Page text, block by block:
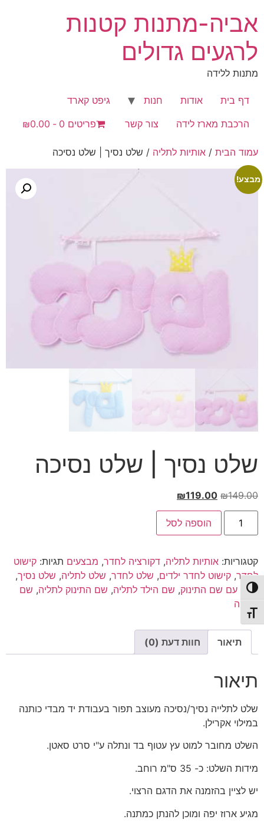
הפעל/כבה ניגודיות גבוהה
מתג גודל גופן
לתוכן
אביה-מתנות קטנות
לרגעים גדולים
מתנות ללידה
דף בית אודות חנות
גיפט קארד
הרכבת מארז לידה
צור קשר פריטים 0 ₪0.00
עמוד הבית / אותיות לתליה / שלט נסיך | שלט נסיכה
מבצע!
שלט נסיך | שלט נסיכה
₪149.00
המחיר
המקורי
היה:
₪149.00.
₪119.00
הנוכחי
הוא:
₪119.00.
כמות
שלט
שלט
נסיכה
הוספה לסל
קטגוריות: אותיות לתליה, דקורציה לחדר, מבצעים תגיות: קישוט
לחדר, קישוט לחדר ילדים, שלט לחדר, שלט לתליה, שלט נסיך,
שלט עם שם התינוק, שם הילד לתליה, שם התינוק לתליה, שם
לתליה
תיאור חוות דעת (0)
תיאור
שלט לתלייה נסיך/נסיכה מעוצב תפור בעבודת יד מבדי כותנה
במילוי אקרילן.
השלט מחובר למוט עץ עטוף בד ונתלה ע"י סרט סאטן.
מידות השלט: כ- 35 ס"מ רוחב.
יש לציין בהזמנה את הדגם הרצוי.
מגיע ארוז יפה ומוכן להנתן כמתנה.